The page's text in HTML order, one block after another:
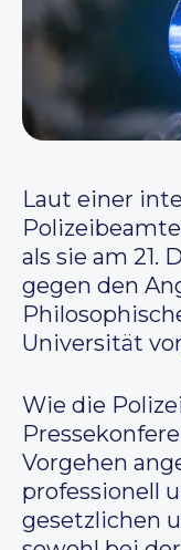
Laut einer
als sie am 21.
gegen den
Universität
Wie die
Vorgehen
professionell
gesetzlichen